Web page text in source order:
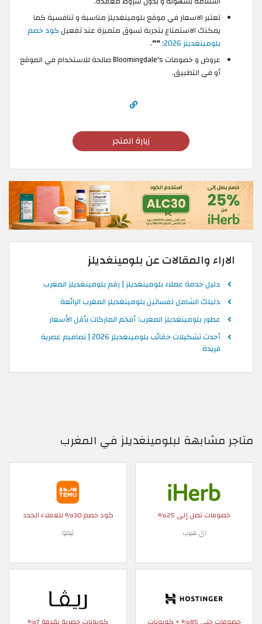
تعتبر الاسعار في موقع بلومينغديلز مناسبة و تنافسية كما
يمكنك الاستمتاع بتجربة تسوق متميزة عند تفعيل كود خصم
بلومينغديلز 2026
:
""
.
عروض و خصومات Bloomingdale's صالحة للاستخدام في الموقع
أو في التطبيق.
زيارة المتجر
الاراء والمقالات عن بلومينغديلز
دليل خدمة عملاء بلومينغديلز | رقم بلومينغديلز المغرب
دليلك الشامل لفساتين بلومينغديلز المغرب الرائعة
عطور بلومينغديلز المغرب: أفخم الماركات بأقل الأسعار
أحدث تشكيلات حقائب بلومينغديلز 2026 | تصاميم عصرية
فريدة
متاجر مشابهة لبلومينغديلز في المغرب
خصومات تصل إلى 25%
اي هيرب
كود خصم 30% للعملاء الجدد
تيمو